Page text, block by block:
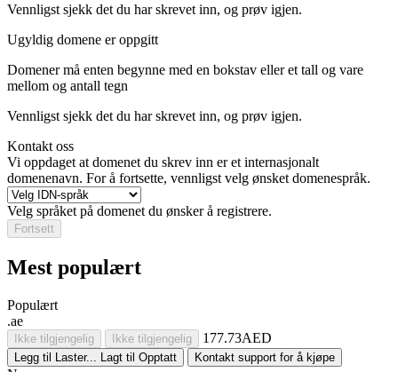
Vennligst sjekk det du har skrevet inn, og prøv igjen.
Ugyldig domene er oppgitt
Domener må enten begynne med en bokstav eller et tall og vare
mellom og antall tegn
Vennligst sjekk det du har skrevet inn, og prøv igjen.
Kontakt oss
Vi oppdaget at domenet du skrev inn er et internasjonalt
domenenavn. For å fortsette, vennligst velg ønsket domenespråk.
Velg språket på domenet du ønsker å registrere.
Fortsett
Mest populært
Populært
.ae
Ikke tilgjengelig Ikke tilgjengelig 177.73AED
Legg til Laster... Lagt til Opptatt Kontakt support for å kjøpe